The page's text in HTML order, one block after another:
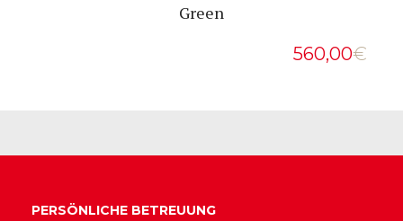
Green
560,00€
PERSÖNLICHE BETREUUNG